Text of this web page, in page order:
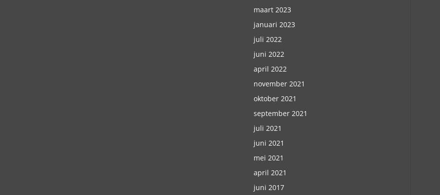
maart 2023
januari 2023
juli 2022
juni 2022
april 2022
november 2021
oktober 2021
september 2021
juli 2021
juni 2021
mei 2021
april 2021
juni 2017